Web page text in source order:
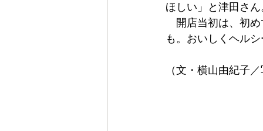
ほしい」と津田さん
開店当初は、初め
も。おいしくヘル
（文・横山由紀子